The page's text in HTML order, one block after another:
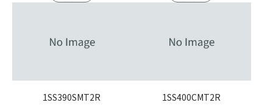
1SS390SMT2R
1SS400CMT2R